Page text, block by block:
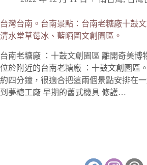
台灣台南。台南景點：台南老糖廠十鼓
清水堂草莓冰、藍晒圖文創園區。
台南老糖廠 ：十鼓文創園區 離開奇美博
位於附近的台南老糖廠 ：十鼓文創園區
約四分鐘，很適合把這兩個景點安排在
到夢糖工廠 早期的舊式機具 修護…